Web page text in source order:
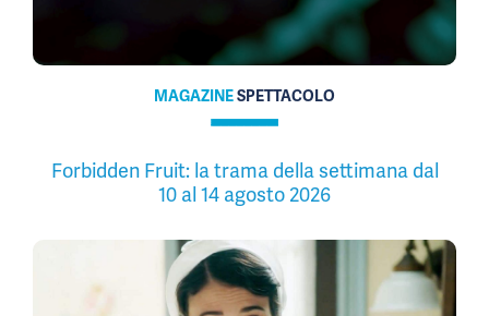
MAGAZINESPETTACOLO
Forbidden Fruit: la trama della settimana dal
10 al 14 agosto 2026